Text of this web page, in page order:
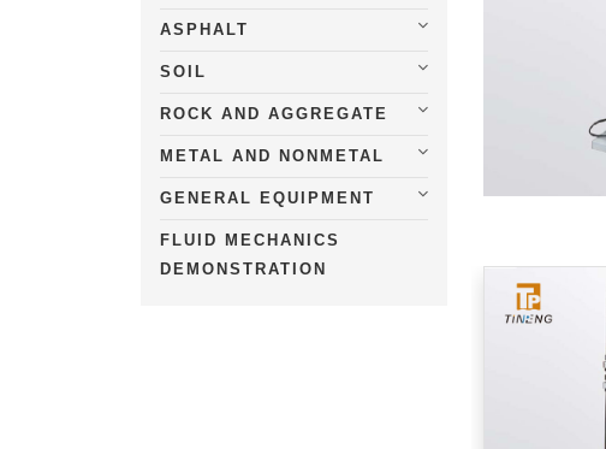
ASPHALT
SOIL
ROCK AND AGGREGATE
METAL AND NONMETAL
GENERAL EQUIPMENT
FLUID MECHANICS
DEMONSTRATION